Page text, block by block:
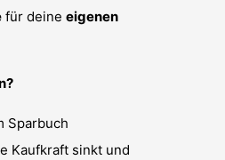
für deine eigenen
Sparbuch
Kaufkraft sinkt und